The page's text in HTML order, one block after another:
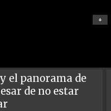
+
el panorama de
de no estar